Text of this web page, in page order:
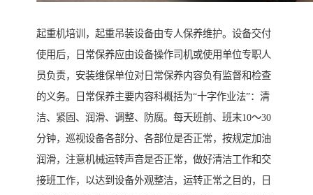
起重机培训，起重吊装设备由专人保养维护。设备交付
使用后，日常保养应由设备操作司机或使用单位专职人
员负责，安装维保单位对日常保养内容负有监督和检查
的义务。日常保养主要内容科概括为“十字作业法”：清
洁、紧固、润滑、调整、防腐。每天班前、班末10～30
分钟，巡视设备各部分、各部位是否正常，按规定加油
润滑，注意机械运转声音是否正常，做好清洁工作和交
接班工作，以达到设备外观整洁，运转正常之目的，日